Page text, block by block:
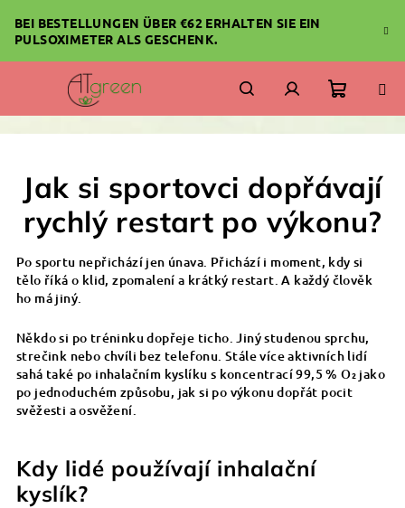
Inhalt
springen
BEI BESTELLUNGEN ÜBER €62 ERHALTEN SIE EIN
PULSOXIMETER ALS GESCHENK.
SuchenLogin
Jak si sportovci dopřávají
rychlý restart po výkonu?
Po sportu nepřichází jen únava. Přichází i moment, kdy si
tělo říká o klid, zpomalení a krátký restart. A každý člověk
ho má jiný.
Někdo si po tréninku dopřeje ticho. Jiný studenou sprchu,
strečink nebo chvíli bez telefonu. Stále více aktivních lidí
sahá také po inhalačním kyslíku s koncentrací 99,5 % O₂ jako
po jednoduchém způsobu, jak si po výkonu dopřát pocit
svěžesti a osvěžení.
Kdy lidé používají inhalační
kyslík?